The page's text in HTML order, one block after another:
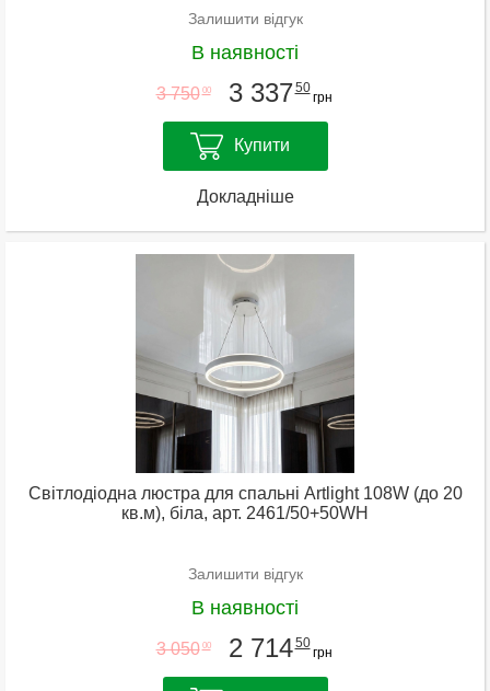
Залишити відгук
В наявності
3 750 00 3 33750
грн
Купити
Докладніше
Світлодіодна люстра для спальні Artlight 108W (до 20
кв.м), біла, арт. 2461/50+50WH
Залишити відгук
В наявності
3 050 00 2 71450
грн